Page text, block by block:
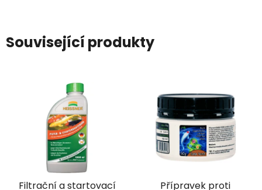
Související produkty
Filtrační a startovací
Přípravek proti